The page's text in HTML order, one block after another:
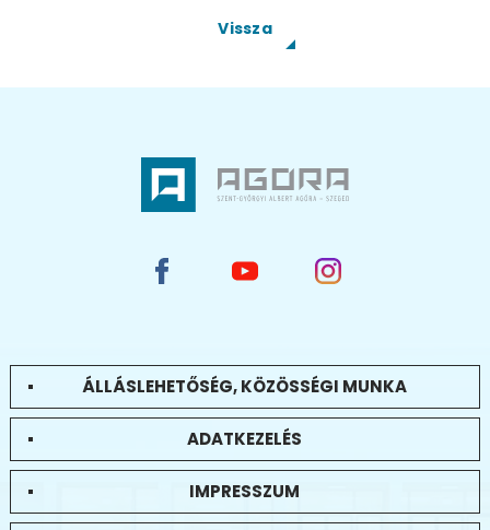
Vissza
ÁLLÁSLEHETŐSÉG, KÖZÖSSÉGI MUNKA
ADATKEZELÉS
IMPRESSZUM